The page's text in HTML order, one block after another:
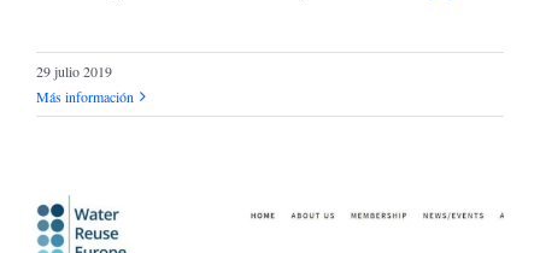
29 julio 2019
Más información